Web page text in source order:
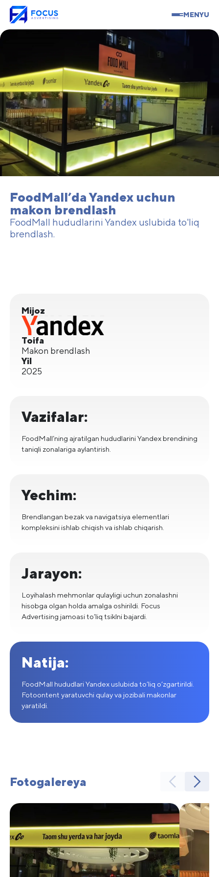
MENYU
FoodMall’da Yandex uchun
makon brendlash
FoodMall hududlarini Yandex uslubida to'liq
brendlash.
Mijoz
Toifa
Makon brendlash
Yil
2025
Vazifalar:
FoodMall’ning ajratilgan hududlarini Yandex brendining
taniqli zonalariga aylantirish.
Yechim:
Brendlangan bezak va navigatsiya elementlari
kompleksini ishlab chiqish va ishlab chiqarish.
Jarayon:
Loyihalash mehmonlar qulayligi uchun zonalashni
hisobga olgan holda amalga oshirildi. Focus
Advertising jamoasi to’liq tsiklni bajardi.
Natija:
FoodMall hududlari Yandex uslubida to’liq o’zgartirildi.
Fotoontent yaratuvchi qulay va jozibali makonlar
yaratildi.
Fotogalereya